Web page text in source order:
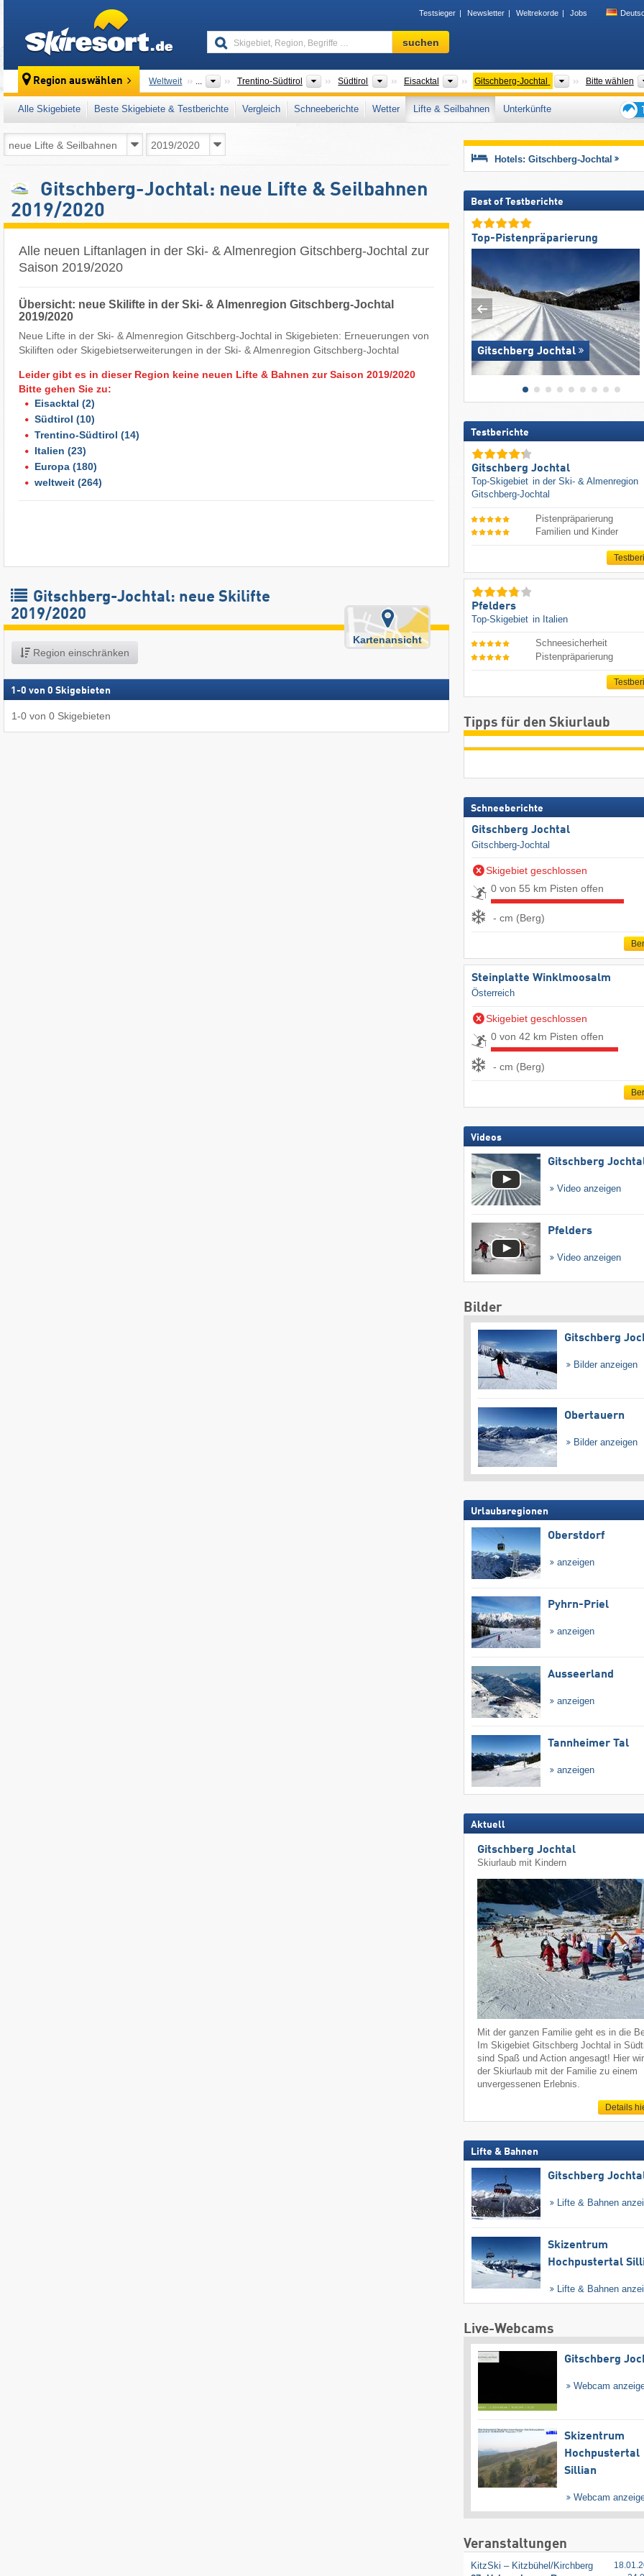
Testsieger Newsletter Weltrekorde Jobs
Skigebiet,
Region,
…
suchen
Region auswählen Weltweit ... Trentino-Südtirol Regionen
Südtirol Tourismusregionen
Eisacktal Tourismusregionen
Gitschberg-Jochtal Tourismusregion
Bitte wählen
Alle Skigebiete Beste Skigebiete & Testberichte Vergleich Schneeberichte Wetter Lifte & Seilbahnen
Unterkünfte
für
Gitschberg-Jochtal: neue Lifte & Seilbahnen
2019/2020
Alle neuen Liftanlagen in der Ski- & Almenregion Gitschberg-Jochtal zur
Saison 2019/2020
Übersicht: neue Skilifte in der Ski- & Almenregion Gitschberg-Jochtal
2019/2020
Neue Lifte in der Ski- & Almenregion Gitschberg-Jochtal in Skigebieten: Erneuerungen von
Skiliften oder Skigebietserweiterungen in der Ski- & Almenregion Gitschberg-Jochtal
Leider gibt es in dieser Region keine neuen Lifte & Bahnen zur Saison 2019/2020
Bitte gehen Sie zu:
Eisacktal (2)
Südtirol (10)
Trentino-Südtirol (14)
Italien (23)
Europa (180)
weltweit (264)
Gitschberg-Jochtal: neue Skilifte
2019/2020
Region einschränken
Kartenansicht
1 -0 von 0 Skigebieten
1-0 von 0 Skigebieten
Hotels: Gitschberg-Jochtal
Best of Testberichte
Top-Pistenpräparierung
Gitschberg Jochtal
Testberichte
Gitschberg Jochtal
Top-Skigebiet in der Ski- & Almenregion
Gitschberg-Jochtal
Pistenpräparierung
Familien und Kinder
Pfelders
Top-Skigebiet in Italien
Schneesicherheit
Pistenpräparierung
Tipps für den Skiurlaub
Schneeberichte
Gitschberg Jochtal
Gitschberg-Jochtal
Skigebiet geschlossen
0 von 55 km Pisten offen
- cm (Berg)
Steinplatte Winklmoosalm
Österreich
Skigebiet geschlossen
0 von 42 km Pisten offen
- cm (Berg)
Videos
Gitschberg
Video anzeigen
Pfelders
Video anzeigen
Bilder
Gitschberg
Bilder anzeigen
Obertauern
Bilder anzeigen
Urlaubsregionen
Oberstdorf
anzeigen
Pyhrn-Priel
anzeigen
Ausseerland
anzeigen
Tannheimer Tal
anzeigen
Aktuell
Gitschberg Jochtal
Skiurlaub mit Kindern
Mit der ganzen Familie geht es in die
Im Skigebiet Gitschberg Jochtal in
sind Spaß und Action angesagt! Hier
der Skiurlaub mit der Familie zu einem
unvergessenen Erlebnis.
Details
Lifte & Bahnen
Gitschberg
Lifte & Bahnen
Skizentrum
Hochpustertal
Lifte & Bahnen
Live-Webcams
Gitschberg
Webcam
Skizentrum
Hochpustertal
Sillian
Webcam
Veranstaltungen
KitzSki – Kitzbühel/​Kirchberg